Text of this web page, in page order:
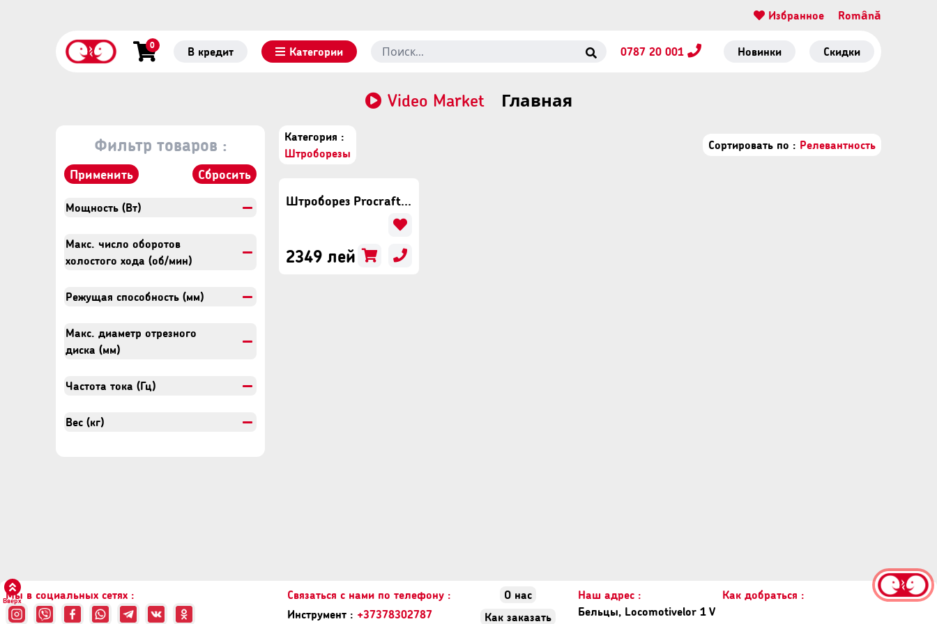
Избранное Română
0 В кредит Категории 0787 20 001 Новинки Скидки
Video Market Главная
Фильтр товаров :
Применить Сбросить
Мощность (Вт)
Макс. число оборотов
холостого хода (об/мин)
Режущая способность (мм)
Макс. диаметр отрезного
диска (мм)
Частота тока (Гц)
Вес (кг)
Категория :
Штроборезы
Сортировать по : Релевантность
Штроборез Procraft PM2500-230
2349 лей
Мы в социальных сетях :
Связаться с нами по телефону :
Инструмент : +37378302787
О нас
Как заказать
Наш адрес :
Бельцы, Locomotivelor 1 V
Как добраться :
Вверх